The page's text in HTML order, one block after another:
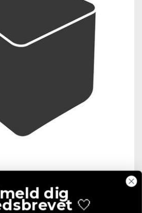
dig
🤍